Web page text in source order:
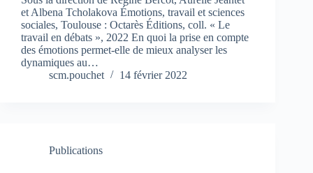
et Albena Tcholakova Émotions, travail et sciences
sociales, Toulouse : Octarès Éditions, coll. « Le
travail en débats », 2022 En quoi la prise en compte
des émotions permet-elle de mieux analyser les
dynamiques au…
scm.pouchet
14 février 2022
Publications